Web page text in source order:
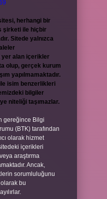
herhangi bir
şirketi ile hiçbir
Sitede yalnızca
yer alan içerikler
olup, gerçek kurum
yapılmamaktadır.
isim benzerlikleri
bilgiler
niteliği taşımazlar.
gereğince Bilgi
(BTK) tarafından
olarak hizmet
içerikleri
araştırma
Ancak,
sorumluluğunu
bu